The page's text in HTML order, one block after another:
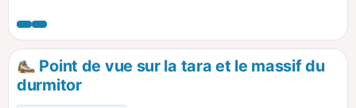
avec pierres et racines apparentes et une partie en
goudron. Assez large sauf pour la montée au point de vue.
Point de vue sur la tara et le massif du
durmitor